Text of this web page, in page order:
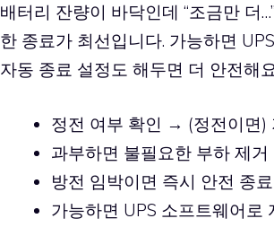
배터리 잔량이 바닥인데 “조금만 더
한 종료가 최선입니다. 가능하면
자동 종료 설정도 해두면 더 안전해
정전 여부 확인 → (정전이면)
과부하면 불필요한 부하 제거
방전 임박이면 즉시 안전 종료
가능하면 UPS 소프트웨어로